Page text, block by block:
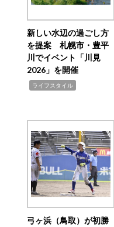
新しい水辺の過ごし方
を提案 札幌市・豊平
川でイベント「川見
2026」を開催
ライフスタイル
弓ヶ浜（鳥取）が初勝